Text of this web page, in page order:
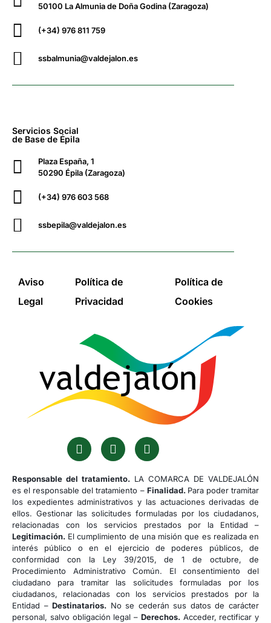
50100 La Almunia de Doña Godina (Zaragoza)
(+34) 976 811 759
ssbalmunia@valdejalon.es
Servicios Social
de Base de Épila
Plaza España, 1
50290 Épila (Zaragoza)
(+34) 976 603 568
ssbepila@valdejalon.es
Aviso
Legal
Política de
Privacidad
Política de
Cookies
Responsable del tratamiento. LA COMARCA DE VALDEJALÓN
es el responsable del tratamiento – Finalidad. Para poder tramitar
los expedientes administrativos y las actuaciones derivadas de
ellos. Gestionar las solicitudes formuladas por los ciudadanos,
relacionadas con los servicios prestados por la Entidad –
Legitimación. El cumplimiento de una misión que es realizada en
interés público o en el ejercicio de poderes públicos, de
conformidad con la Ley 39/2015, de 1 de octubre, de
Procedimiento Administrativo Común. El consentimiento del
ciudadano para tramitar las solicitudes formuladas por los
ciudadanos, relacionadas con los servicios prestados por la
Entidad –Destinatarios. No se cederán sus datos de carácter
personal, salvo obligación legal – Derechos.Acceder, rectificar y